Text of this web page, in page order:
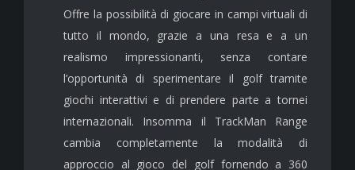
Offre la possibilità di giocare in campi virtuali di
tutto il mondo, grazie a una resa e a un
realismo impressionanti, senza contare
l’opportunità di sperimentare il golf tramite
giochi interattivi e di prendere parte a tornei
internazionali. Insomma il TrackMan Range
cambia completamente la modalità di
approccio al gioco del golf fornendo a 360